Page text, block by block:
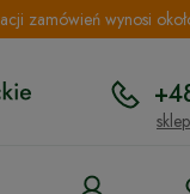
zamówień wynosi